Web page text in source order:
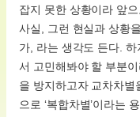
잡지 못한 상황이라 앞
사실, 그런 현실과 상황
가, 라는 생각도 든다.
서 고민해봐야 할 부분
을 방지하고자 교차차
으로 ‘복합차별’이라는